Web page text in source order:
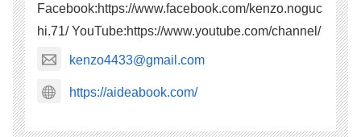
Facebook:https://www.facebook.com/kenzo.noguc
hi.71/ YouTube:https://www.youtube.com/channel/
kenzo4433@gmail.com
https://aideabook.com/